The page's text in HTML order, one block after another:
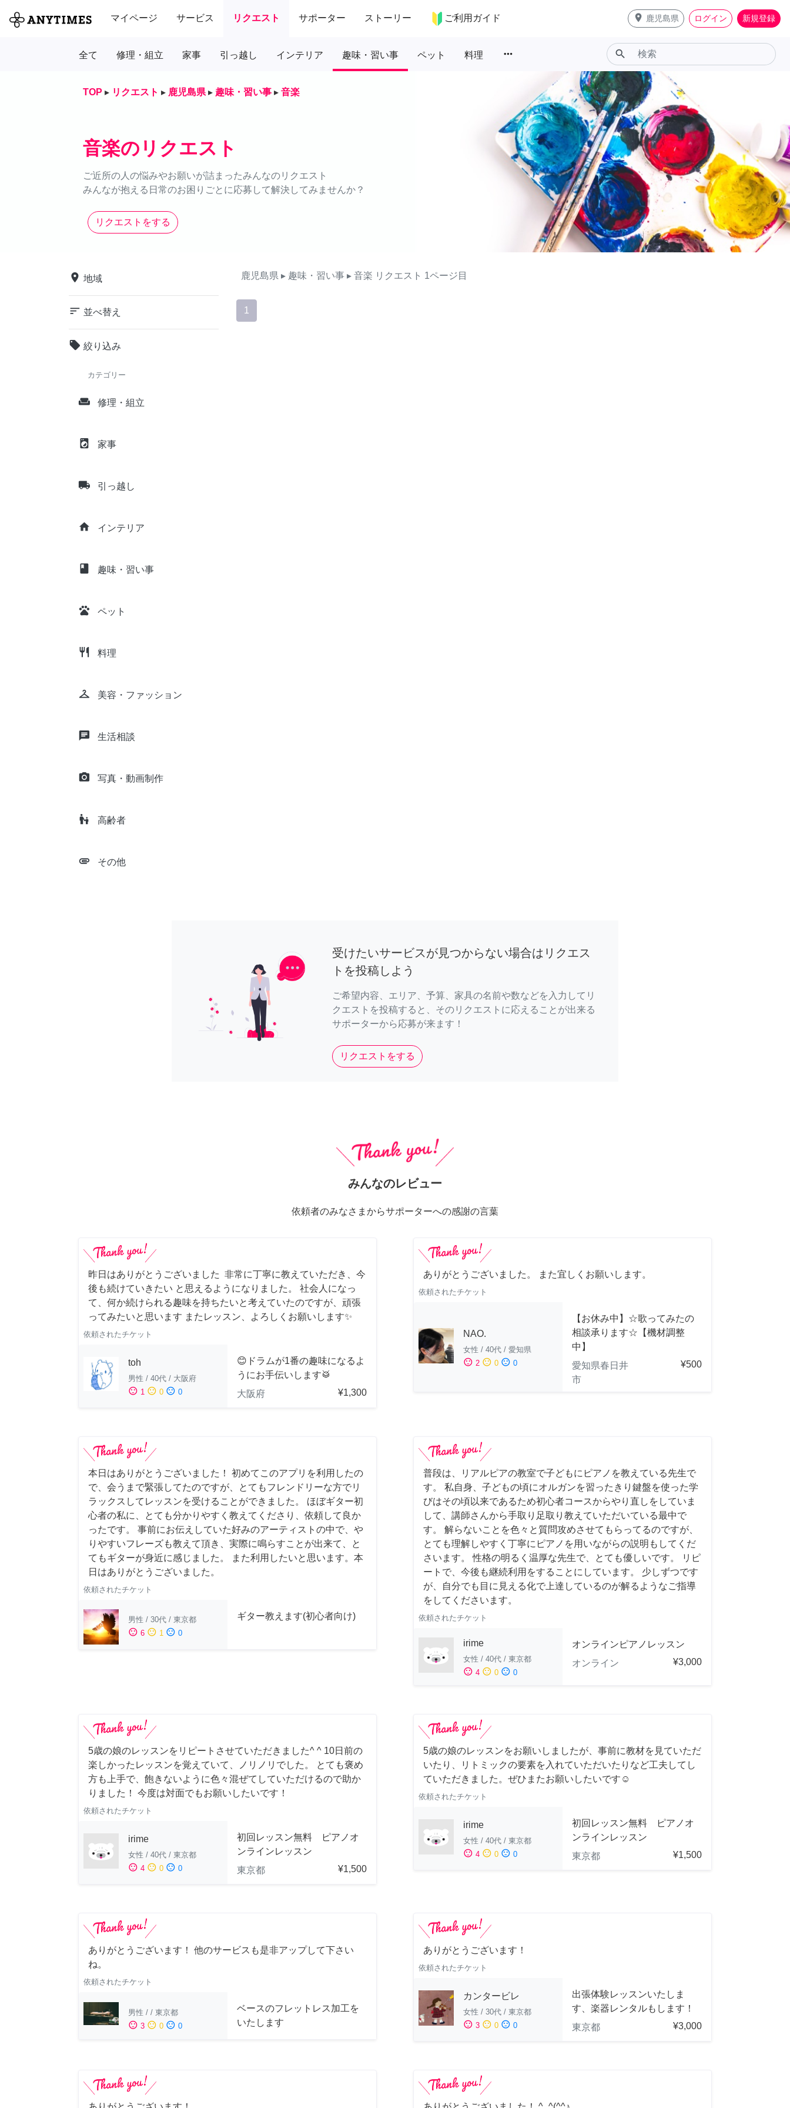
マイページ サービス リクエスト サポーター ストーリー ご利用ガイド place 鹿児島県 ログイン 新規登録
全て 修理・組立 家事 引っ越し インテリア 趣味・習い事 ペット 料理 more_horiz search
TOP ▸ リクエスト ▸ 鹿児島県 ▸ 趣味・習い事 ▸ 音楽
音楽のリクエスト
ご近所の人の悩みやお願いが詰まったみんなのリクエスト
みんなが抱える日常のお困りごとに応募して解決してみませんか？
リクエストをする
place 地域
sort 並べ替え
local_offer 絞り込み
カテゴリー
weekend 修理・組立
local_laundry_service 家事
local_shipping 引っ越し
home インテリア
class 趣味・習い事
pets ペット
restaurant 料理
checkroom 美容・ファッション
chat 生活相談
camera_alt 写真・動画制作
escalator_warning 高齢者
attachment その他
鹿児島県 ▸ 趣味・習い事 ▸ 音楽 リクエスト 1ページ目
1
受けたいサービスが見つからない場合はリクエス
トを投稿しよう
ご希望内容、エリア、予算、家具の名前や数などを入力してリ
クエストを投稿すると、そのリクエストに応えることが出来る
サポーターから応募が来ます！
リクエストをする
みんなのレビュー
依頼者のみなさまからサポーターへの感謝の言葉
昨日はありがとうございました 非常に丁寧に教えていただき、今
後も続けていきたい と思えるようになりました。 社会人になっ
て、何か続けられる趣味を持ちたいと考えていたのですが、頑張
ってみたいと思います またレッスン、よろしくお願いします✨
依頼されたチケット
toh
男性 / 40代 / 大阪府
sentiment_satisfied 1 sentiment_neutral 0 sentiment_dissatisfied 0
😊ドラムが1番の趣味になるよ
うにお手伝いします🥁
大阪府
¥1,300
ありがとうございました。 また宜しくお願いします。
依頼されたチケット
NAO.
女性 / 40代 / 愛知県
sentiment_satisfied 2 sentiment_neutral 0 sentiment_dissatisfied 0
【お休み中】☆歌ってみたの
相談承ります☆【機材調整
中】
愛知県春日井
市
¥500
本日はありがとうございました！ 初めてこのアプリを利用したの
で、会うまで緊張してたのですが、とてもフレンドリーな方でリ
ラックスしてレッスンを受けることができました。 ほぼギター初
心者の私に、とても分かりやすく教えてくださり、依頼して良か
ったです。 事前にお伝えしていた好みのアーティストの中で、や
りやすいフレーズも教えて頂き、実際に鳴らすことが出来て、と
てもギターが身近に感じました。 また利用したいと思います。本
日はありがとうございました。
依頼されたチケット
男性 / 30代 / 東京都
sentiment_satisfied 6 sentiment_neutral 1 sentiment_dissatisfied 0
ギター教えます(初心者向け)
普段は、リアルピアの教室で子どもにピアノを教えている先生で
す。 私自身、子どもの頃にオルガンを習ったきり鍵盤を使った学
びはその頃以来であるため初心者コースからやり直しをしていま
して、講師さんから手取り足取り教えていただいている最中で
す。 解らないことを色々と質問攻めさせてもらってるのですが、
とても理解しやすく丁寧にピアノを用いながらの説明もしてくだ
さいます。 性格の明るく温厚な先生で、とても優しいです。 リピ
ートで、今後も継続利用をすることにしています。 少しずつです
が、自分でも目に見える化で上達しているのが解るようなご指導
をしてくださいます。
依頼されたチケット
irime
女性 / 40代 / 東京都
sentiment_satisfied 4 sentiment_neutral 0 sentiment_dissatisfied 0
オンラインピアノレッスン
オンライン
¥3,000
5歳の娘のレッスンをリピートさせていただきました^ ^ 10日前の
楽しかったレッスンを覚えていて、ノリノリでした。 とても褒め
方も上手で、飽きないように色々混ぜてしていただけるので助か
りました！ 今度は対面でもお願いしたいです！
依頼されたチケット
irime
女性 / 40代 / 東京都
sentiment_satisfied 4 sentiment_neutral 0 sentiment_dissatisfied 0
初回レッスン無料 ピアノオ
ンラインレッスン
東京都
¥1,500
5歳の娘のレッスンをお願いしましたが、事前に教材を見ていただ
いたり、リトミックの要素を入れていただいたりなど工夫してし
ていただきました。ぜひまたお願いしたいです☺️
依頼されたチケット
irime
女性 / 40代 / 東京都
sentiment_satisfied 4 sentiment_neutral 0 sentiment_dissatisfied 0
初回レッスン無料 ピアノオ
ンラインレッスン
東京都
¥1,500
ありがとうございます！ 他のサービスも是非アップして下さい
ね。
依頼されたチケット
男性 / / 東京都
sentiment_satisfied 3 sentiment_neutral 0 sentiment_dissatisfied 0
ベースのフレットレス加工を
いたします
ありがとうございます！
依頼されたチケット
カンタービレ
女性 / 30代 / 東京都
sentiment_satisfied 3 sentiment_neutral 0 sentiment_dissatisfied 0
出張体験レッスンいたしま
す、楽器レンタルもします！
東京都
¥3,000